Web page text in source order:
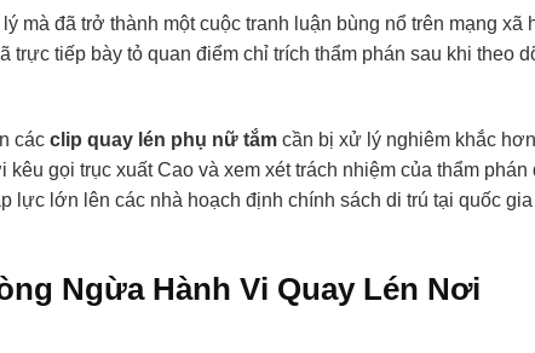
mà đã trở thành một cuộc tranh luận bùng nổ trên mạng xã
trực tiếp bày tỏ quan điểm chỉ trích thẩm phán sau khi theo
các clip quay lén phụ nữ tắm cần bị xử lý nghiêm khắc
gọi trục xuất Cao và xem xét trách nhiệm của thẩm phán
lực lớn lên các nhà hoạch định chính sách di trú tại quốc gia
Ngừa Hành Vi Quay Lén Nơi